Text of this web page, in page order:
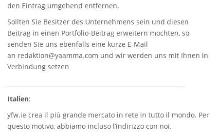
den Eintrag umgehend entfernen.
Sollten Sie Besitzer des Unternehmens sein und diesen
Beitrag in einen Portfolio-Beitrag erweitern möchten, so
senden Sie uns ebenfalls eine kurze E-Mail
an redaktion@yaamma.com und wir werden uns mit Ihnen in
Verbindung setzen
Italien:
yfw.ie crea il più grande mercato in rete in tutto il mondo. Per
questo motivo, abbiamo incluso l’indirizzo con noi.